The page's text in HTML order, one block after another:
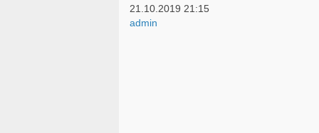
21.10.2019 21:15
admin